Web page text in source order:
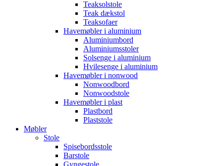
Teaksolstole
Teak dækstol
Teaksofaer
Havemøbler i aluminium
Aluminiumbord
Aluminiumsstoler
Solsenge i aluminium
Hvilesenge i aluminium
Havemøbler i nonwood
Nonwoodbord
Nonwoodstole
Havemøbler i plast
Plastbord
Plaststole
Møbler
Stole
Spisebordsstole
Barstole